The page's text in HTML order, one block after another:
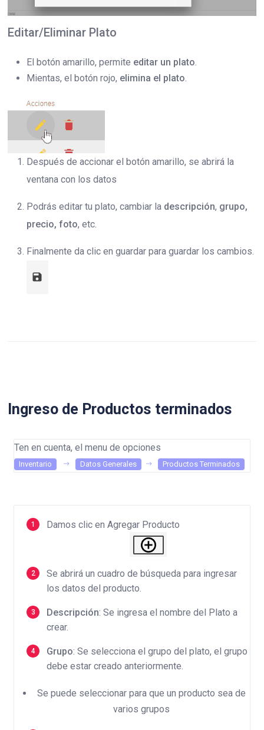
Editar/Eliminar Plato
El botón amarillo, permite editar un plato.
Mientas, el botón rojo, elimina el plato.
Después de accionar el botón amarillo, se abrirá la
ventana con los datos
Podrás editar tu plato, cambiar la descripción, grupo,
precio, foto, etc.
Finalmente da clic en guardar para guardar los cambios.
Ingreso de Productos terminados
Ten en cuenta, el menu de opciones
Inventario Datos Generales Productos Terminados
Damos clic en Agregar Producto
Se abrirá un cuadro de búsqueda para ingresar
los datos del producto.
Descripción: Se ingresa el nombre del Plato a
crear.
Grupo: Se selecciona el grupo del plato, el grupo
debe estar creado anteriormente.
Se puede seleccionar para que un producto sea de
varios grupos